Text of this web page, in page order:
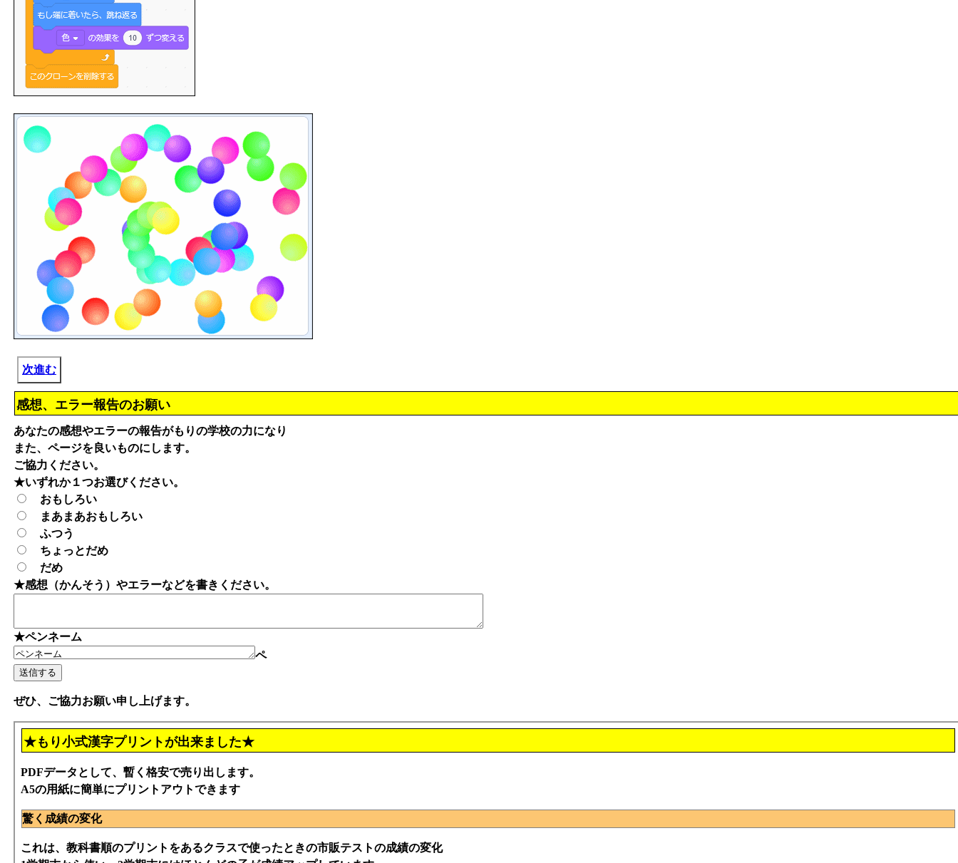
次進む
感想、エラー報告のお願い
あなたの感想やエラーの報告がもりの学校の力になり
また、ページを良いものにします。
ご協力ください。
★いずれか１つお選びください。
おもしろい
まあまあおもしろい
ふつう
ちょっとだめ
だめ
★感想（かんそう）やエラーなどを書きください。
★ペンネーム
ペ
ぜひ、ご協力お願い申し上げます。